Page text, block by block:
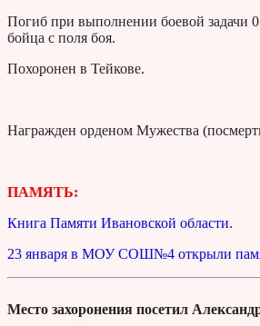
Погиб при выполнении боевой задачи
бойца с поля боя.
Похоронен в Тейкове.
Награжден орденом Мужества
ПАМЯТЬ:
Книга Памяти Ивановской области.
23 января в МОУ СОШ№4 открыли
Место захоронения посетил